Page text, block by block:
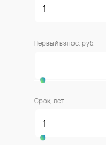
Первый взнос, руб.
Срок, лет